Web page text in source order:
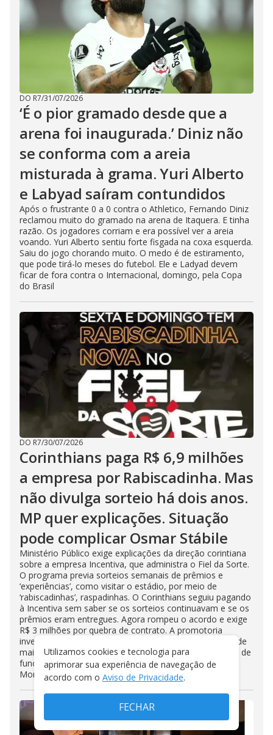
DO R7/31/07/2026
‘É o pior gramado desde que a
arena foi inaugurada.’ Diniz não
se conforma com a areia
misturada à grama. Yuri Alberto
e Labyad saíram contundidos
Após o frustrante 0 a 0 contra o Athletico, Fernando Diniz
reclamou muito do gramado na arena de Itaquera. E tinha
razão. Os jogadores corriam e era possível ver a areia
voando. Yuri Alberto sentiu forte fisgada na coxa esquerda.
Saiu do jogo chorando muito. O medo é de estiramento,
que pode tirá-lo meses do futebol. Ele e Ladyad devem
ficar de fora contra o Internacional, domingo, pela Copa
do Brasil
DO R7/30/07/2026
Corinthians paga R$ 6,9 milhões
a empresa por Rabiscadinha. Mas
não divulga sorteio há dois anos.
MP quer explicações. Situação
pode complicar Osmar Stábile
Ministério Público exige explicações da direção corintiana
sobre a empresa Incentiva, que administra o Fiel da Sorte.
O programa previa sorteios semanais de prêmios e
‘experiências’, como visitar o estádio, por meio de
‘rabiscadinhas’, raspadinhas. O Corinthians seguiu pagando
à Incentiva sem saber se os sorteios continuavam e se os
prêmios eram entregues. Agora rompeu o acordo e exige
R$ 3 milhões por quebra de contrato. A promotoria
investiga se o Fiel da Sorte tem ligação com a retirada de
mais de R$ 3,4 milhões, em espécie, do clube por parte de
funcionário que trabalhou nas administrações Duílio
Monteiro Alves e Andrés Sanchez
Utilizamos cookies e tecnologia para
aprimorar sua experiência de navegação de
acordo com o Aviso de Privacidade.
FECHAR